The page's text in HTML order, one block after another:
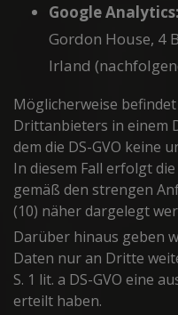
Google Analytics:
Gordon House, 4
Irland
Möglicherweise
Drittanbieters in einem
dem die DS-GVO keine
In diesem Fall erfolgt
gemäß den strengen
(10) näher dargelegt
Darüber hinaus geben
Daten nur an Dritte
S. 1 lit. a DS-GVO eine
erteilt haben.